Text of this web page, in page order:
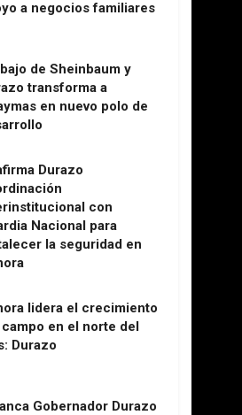
a negocios familiares
de Sheinbaum y
transforma a
en nuevo polo de
Durazo
con
Nacional para
la seguridad en
lidera el crecimiento
en el norte del
Durazo
Gobernador Durazo